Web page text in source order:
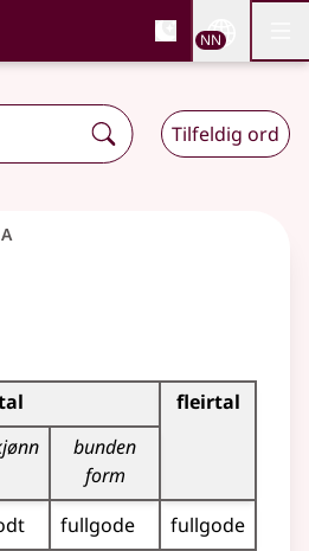
og
NN
Tilfeldig ord
adjektivet
fleirtal
bunden
form
fullgode fullgode